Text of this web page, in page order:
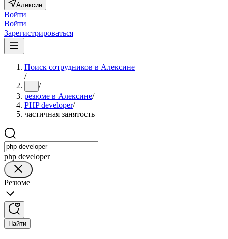
Алексин
Войти
Войти
Зарегистрироваться
Поиск сотрудников в Алексине
/
... /
резюме в Алексине/
PHP developer/
частичная занятость
php developer
Резюме
Найти